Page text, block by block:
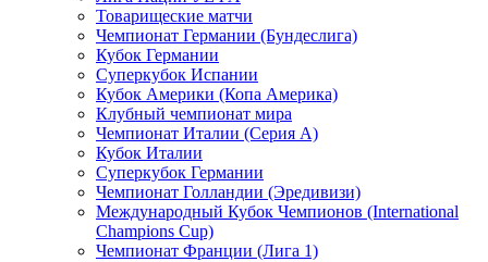
Товарищеские матчи
Чемпионат Германии (Бундеслига)
Кубок Германии
Суперкубок Испании
Кубок Америки (Копа Америка)
Клубный чемпионат мира
Чемпионат Италии (Серия А)
Кубок Италии
Суперкубок Германии
Чемпионат Голландии (Эредивизи)
Международный Кубок Чемпионов (International
Champions Cup)
Чемпионат Франции (Лига 1)